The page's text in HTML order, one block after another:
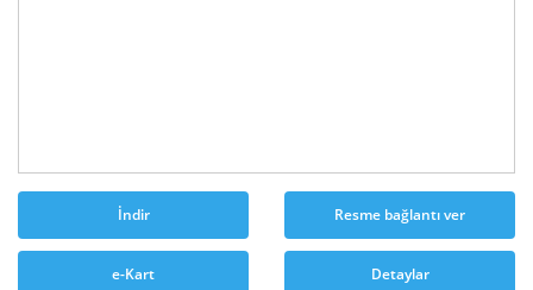
İndir Resme bağlantı ver
e-Kart Detaylar